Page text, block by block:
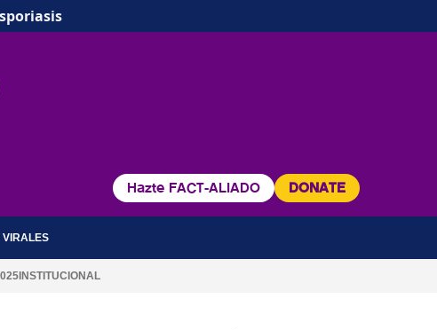
Hazte FACT-ALIADO DONATE
VIRALES
INSTITUCIONAL